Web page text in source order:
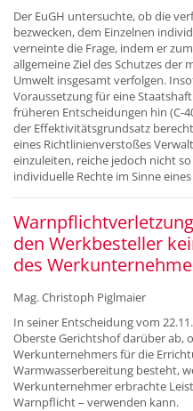
Der EuGH untersuchte, ob die
bezwecken, dem Einzelnen
verneinte die Frage, indem er
allgemeine Ziel des Schutzes der
Umwelt insgesamt verfolgen.
Voraussetzung für eine
früheren Entscheidungen hin (C-
der Effektivitätsgrundsatz
eines Richtlinienverstoßes
einzuleiten, reiche jedoch nicht
individuelle Rechte im Sinne
den Werkbesteller
des
Mag. Christoph Piglmaier
In seiner Entscheidung vom
Oberste Gerichtshof darüber ab,
Werkunternehmers für die
Warmwasserbereitung besteht,
Werkunternehmer erbrachte
Warnpflicht – verwenden kann.